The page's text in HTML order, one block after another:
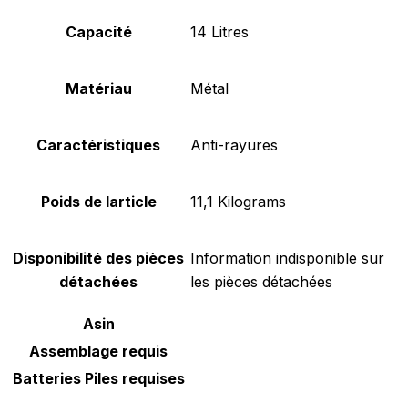
Capacité ‎14 Litres
Matériau ‎Métal
Caractéristiques ‎Anti-rayures
Poids de larticle ‎11,1 Kilograms
Disponibilité des pièces
détachées
‎Information indisponible sur
les pièces détachées
Asin
Assemblage requis
Batteries Piles requises